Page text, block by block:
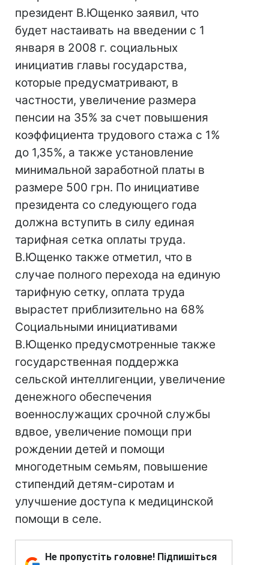
президент В.Ющенко заявил, что
будет настаивать на введении с 1
января в 2008 г. социальных
инициатив главы государства,
которые предусматривают, в
частности, увеличение размера
пенсии на 35% за счет повышения
коэффициента трудового стажа с 1%
до 1,35%, а также установление
минимальной заработной платы в
размере 500 грн. По инициативе
президента со следующего года
должна вступить в силу единая
тарифная сетка оплаты труда.
В.Ющенко также отметил, что в
случае полного перехода на единую
тарифную сетку, оплата труда
вырастет приблизительно на 68%
Социальными инициативами
В.Ющенко предусмотренные также
государственная поддержка
сельской интеллигенции, увеличение
денежного обеспечения
военнослужащих срочной службы
вдвое, увеличение помощи при
рождении детей и помощи
многодетным семьям, повышение
стипендий детям-сиротам и
улучшение доступа к медицинской
помощи в селе.
Не пропустіть головне! Підпишіться